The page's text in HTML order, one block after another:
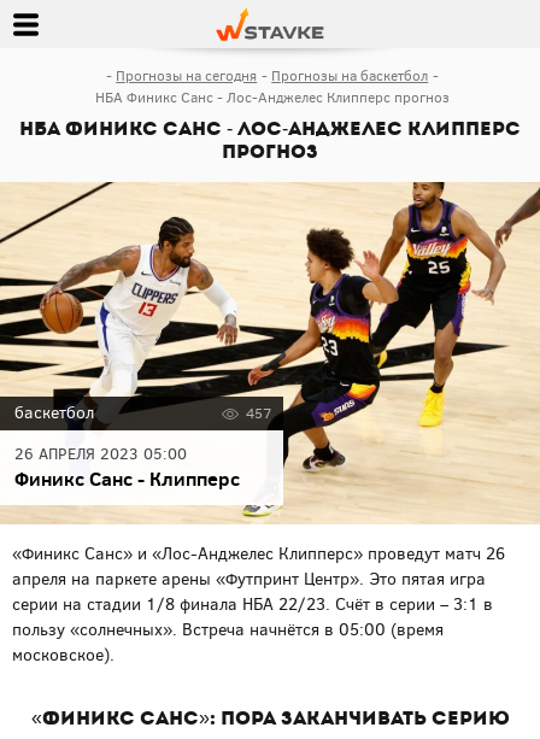
Прогнозы на сегодня
Прогнозы на баскетбол
НБА Финикс Санс - Лос-Анджелес Клипперс прогноз
НБА Финикс Санс - Лос-Анджелес Клипперс
прогноз
баскетбол 457
26 АПРЕЛЯ 2023 05:00
Финикс Санс - Клипперс
«Финикс Санс» и «Лос-Анджелес Клипперс» проведут матч 26
апреля на паркете арены «Футпринт Центр». Это пятая игра
серии на стадии 1/8 финала НБА 22/23. Счёт в серии – 3:1 в
пользу «солнечных». Встреча начнётся в 05:00 (время
московское).
«Финикс Санс»: пора заканчивать серию